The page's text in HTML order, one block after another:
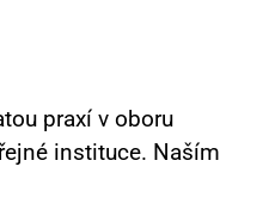
praxí v oboru
instituce. Naším